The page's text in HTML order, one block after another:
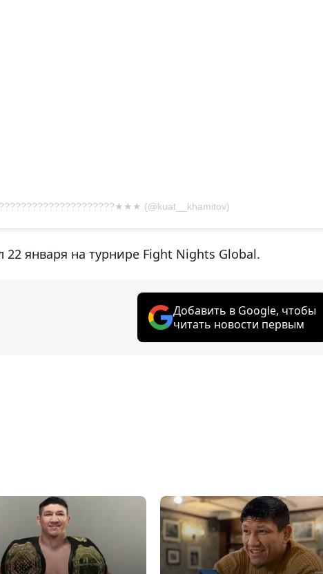
(@kuat__khamitov)
января на турнире Fight Nights Global.
Добавить в Google, чтобы
читать новости первым